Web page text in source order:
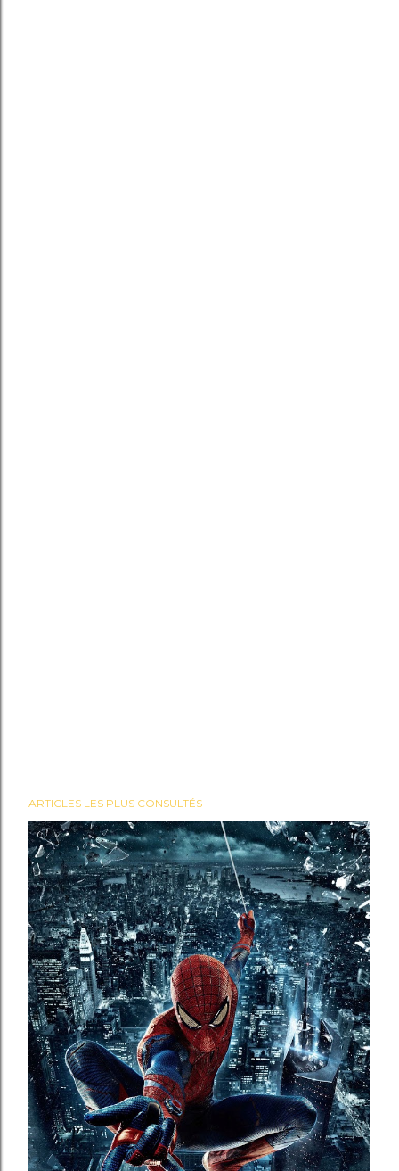
ARTICLES LES PLUS CONSULTÉS